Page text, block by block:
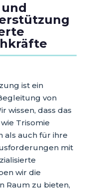
ist ein
von
wissen, dass das
Trisomie
als auch für ihre
mit
wir die
Raum zu bieten,